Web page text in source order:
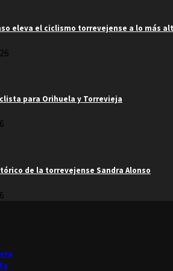
eleva el ciclismo torrevejense a lo más
para Orihuela y Torrevieja
de la torrevejense Sandra Alonso